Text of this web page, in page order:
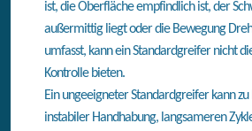
ist, die Oberfläche empfindlich ist, der
außermittig liegt oder die Bewegung
umfasst, kann ein Standardgreifer nicht
Kontrolle bieten.
Ein ungeeigneter Standardgreifer kann zu
instabiler Handhabung, langsameren